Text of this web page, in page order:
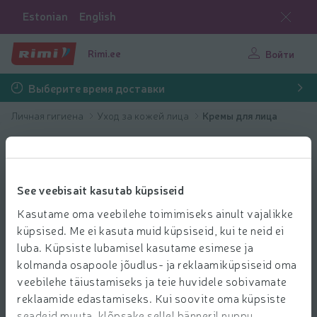
See veebisait kasutab küpsiseid
Kasutame oma veebilehe toimimiseks ainult vajalikke
küpsised. Me ei kasuta muid küpsiseid, kui te neid ei
luba. Küpsiste lubamisel kasutame esimese ja
kolmanda osapoole jõudlus- ja reklaamiküpsiseid oma
veebilehe täiustamiseks ja teie huvidele sobivamate
reklaamide edastamiseks. Kui soovite oma küpsiste
Estonian English
Rimi.ee Войти
Выберите время доставки
Личная гигиена Уход за кожей лица Кремы для лица